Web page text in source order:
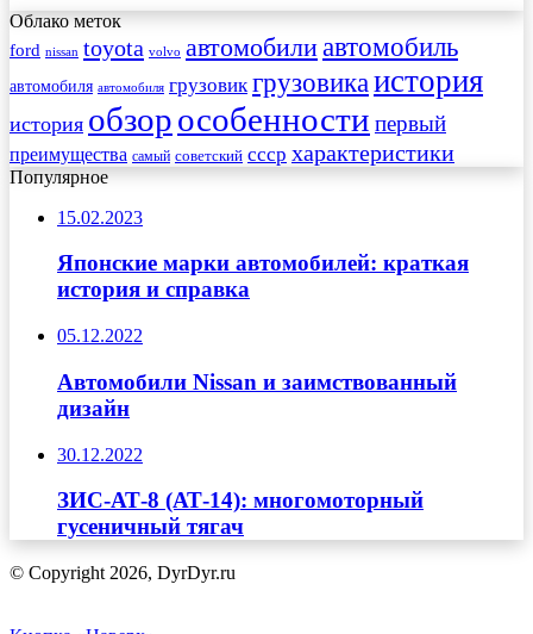
Облако меток
ford nissan toyota volvo автомобилиавтомобиль
автомобиля автомобиля грузовик грузовикаистория
история обзорособенности первый
преимущества самый советский ссср характеристики
Популярное
15.02.2023
Японские марки автомобилей: краткая
история и справка
05.12.2022
Автомобили Nissan и заимствованный
дизайн
30.12.2022
ЗИС-АТ-8 (АТ-14): многомоторный
гусеничный тягач
© Copyright 2026, DyrDyr.ru